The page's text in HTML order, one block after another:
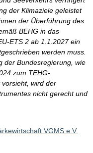
der Klimaziele geleistet
der Überführung des
BEHG in das
ETS 2 ab 1.1.2027 ein
werden muss.
der Bundesregierung, wie
zum TEHG-
wird der
nicht gerecht und
VGMS e.V.